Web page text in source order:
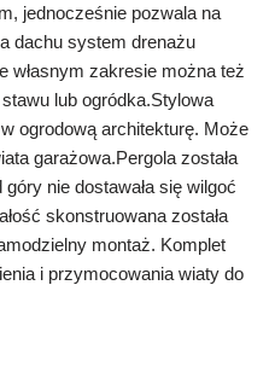
jednocześnie pozwala na
dachu system drenażu
własnym zakresie można też
lub ogródka.Stylowa
ogrodową architekturę. Może
garażowa.Pergola została
nie dostawała się wilgoć
skonstruowana została
montaż. Komplet
i przymocowania wiaty do